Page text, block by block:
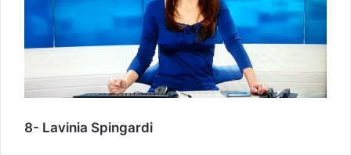
8- Lavinia Spingardi